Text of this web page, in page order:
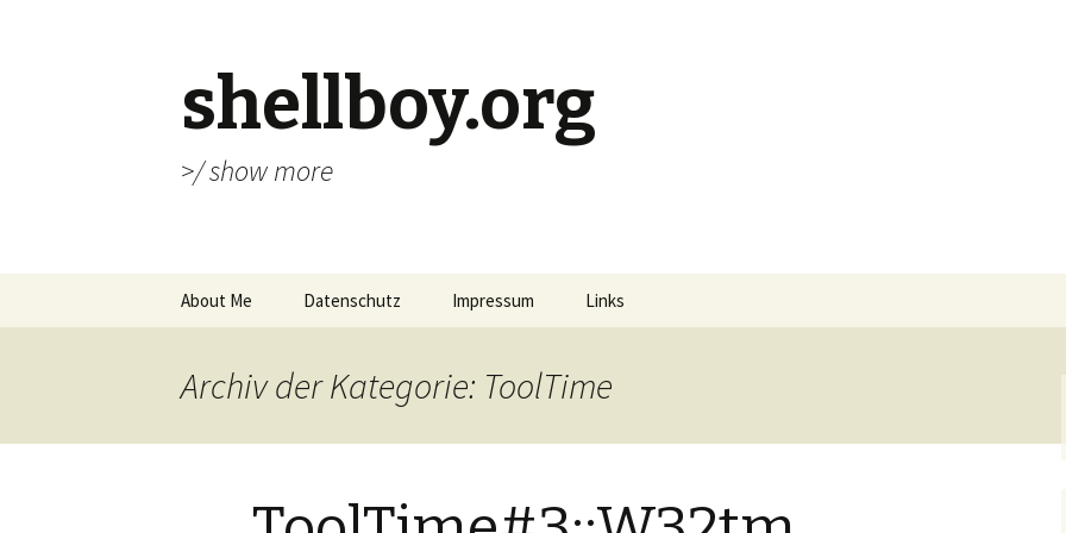
shellboy.org
>/ show more
About Me Datenschutz Impressum Links
Archiv der Kategorie: ToolTime